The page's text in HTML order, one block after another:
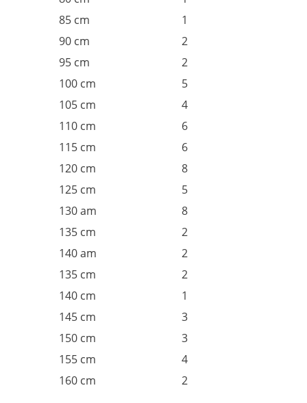
85 cm
1
90 cm
2
95 cm
2
100 cm
5
105 cm
4
110 cm
6
115 cm
6
120 cm
8
125 cm
5
130 am
8
135 cm
2
140 am
2
135 cm
2
140 cm
1
145 cm
3
150 cm
3
155 cm
4
160 cm
2